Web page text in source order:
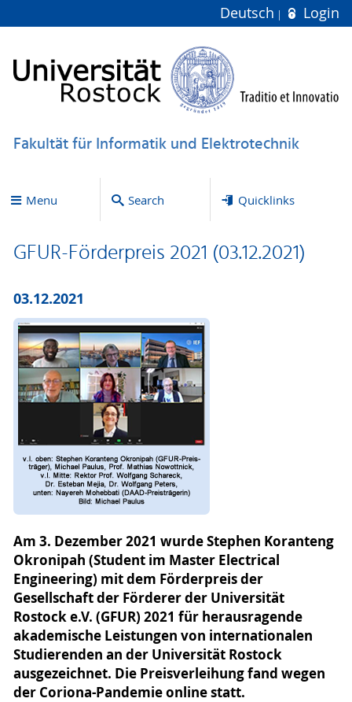
Deutsch Login
Fakultät für Informatik und Elektrotechnik
Menu Search Quicklinks
GFUR-Förderpreis 2021 (03.12.2021)
03.12.2021
Am 3. Dezember 2021 wurde Stephen Koranteng
Okronipah (Student im Master Electrical
Engineering) mit dem Förderpreis der
Gesellschaft der Förderer der Universität
Rostock e.V. (GFUR) 2021 für herausragende
akademische Leistungen von internationalen
Studierenden an der Universität Rostock
ausgezeichnet. Die Preisverleihung fand wegen
der Coriona-Pandemie online statt.